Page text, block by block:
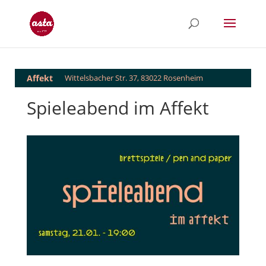
Affekt Wittelsbacher Str. 37, 83022 Rosenheim
Spieleabend im Affekt